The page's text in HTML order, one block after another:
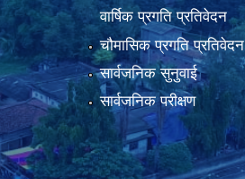
वार्षिक प्रगति प्रतिवेदन
चौमासिक प्रगति प्रतिवेदन
सार्वजनिक सुनुवाई
सार्वजनिक परीक्षण